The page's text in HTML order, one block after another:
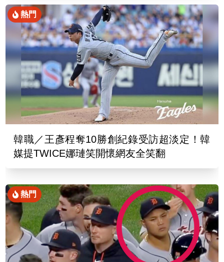
熱門
韓職／王彥程奪10勝創紀錄受訪超淡定！韓
媒提TWICE娜璉笑開懷網友全笑翻
熱門